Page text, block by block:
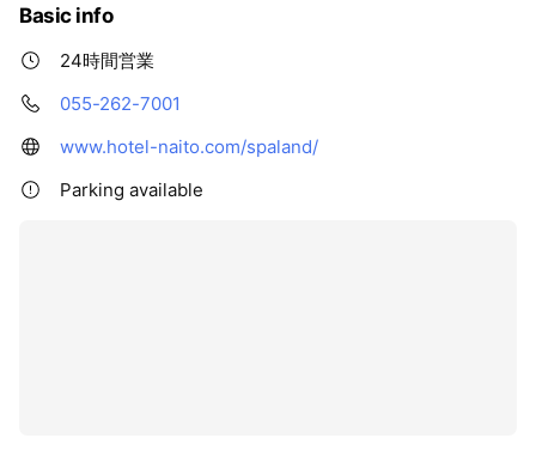
Basic info
24時間営業
055-262-7001
www.hotel-naito.com/spaland/
Parking available